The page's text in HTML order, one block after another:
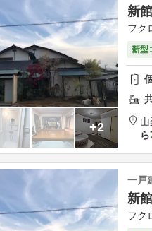
+2
新
フク
新型
山
ら
一戸
新
フク